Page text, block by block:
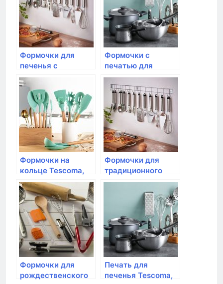
Формочки для
печенья с
начинкой Tescoma,
DELICIA, 3
пасхальных формы
Формочки с
печатью для
печенья Tescoma,
DELICIA, 4 шт.,
рождественские
Формочки на
кольце Tescoma,
DELICIA, 6 шт.
Формочки для
традиционного
песочного печенья
Tescoma, DELICIA, 6
Формочки для
рождественского
Печать для
печенья Tescoma,